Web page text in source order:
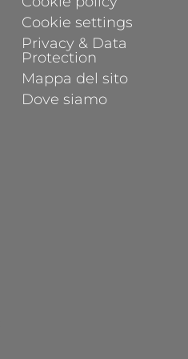
Cookie settings
Privacy & Data
Protection
Mappa del sito
Dove siamo